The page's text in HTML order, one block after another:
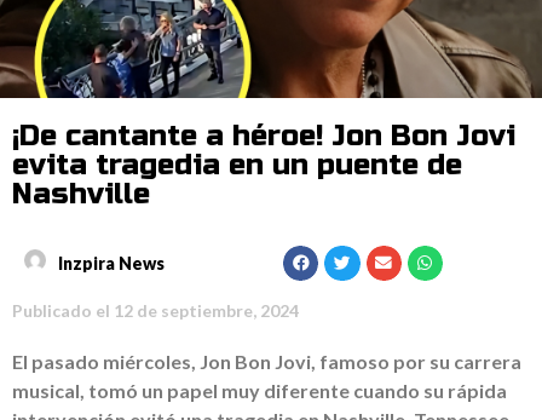
¡De cantante a héroe! Jon Bon Jovi
evita tragedia en un puente de
Nashville
Inzpira News
Publicado el 12 de septiembre, 2024
El pasado miércoles, Jon Bon Jovi, famoso por su carrera
musical, tomó un papel muy diferente cuando su rápida